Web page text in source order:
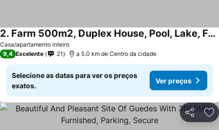
Casa/apartamento inteiro
2. Farm 500m2, Duplex House, Pool, Lake, Football Field And Barbecue.
9,4 Excelente 21 a 5.0 km de Centro da cidade
Selecione as datas para ver os preços
exatos.
Ver preços
Partilhar